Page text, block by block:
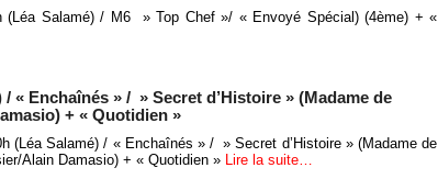
(Léa Salamé) / M6 » Top Chef »/ « Envoyé Spécial) (4ème) + «
« Enchaînés » / » Secret d’Histoire » (Madame de
+ « Quotidien »
(Léa Salamé) / « Enchaînés » / » Secret d’Histoire » (Madame de
Alain Damasio) + « Quotidien » Lire la suite…